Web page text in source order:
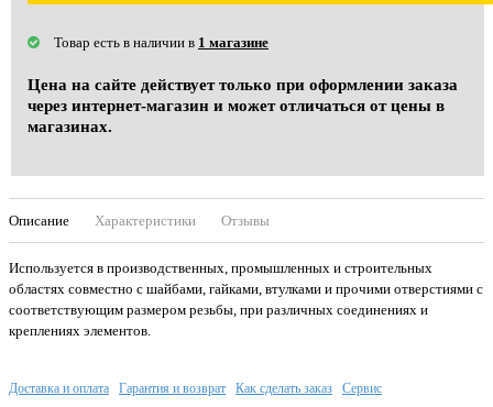
Товар есть в наличии в 1 магазине
Цена на сайте действует только при оформлении заказа
через интернет-магазин и может отличаться от цены в
магазинах.
Описание Характеристики Отзывы
Используется в производственных, промышленных и строительных
областях совместно с шайбами, гайками, втулками и прочими отверстиями с
соответствующим размером резьбы, при различных соединениях и
креплениях элементов.
Доставка и оплата Гарантия и возврат Как сделать заказ Сервис